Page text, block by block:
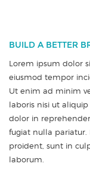
BUILD A BETTER
Lorem ipsum dolor
eiusmod tempor
Ut enim ad minim
laboris nisi ut
dolor in
fugiat nulla pariatur.
proident, sunt in
laborum.